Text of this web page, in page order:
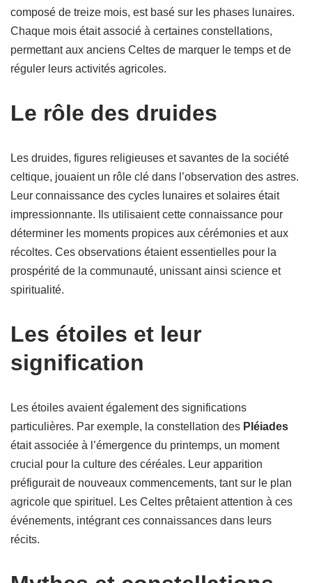
composé de treize mois, est basé sur les phases lunaires.
Chaque mois était associé à certaines constellations,
permettant aux anciens Celtes de marquer le temps et de
réguler leurs activités agricoles.
Le rôle des druides
Les druides, figures religieuses et savantes de la société
celtique, jouaient un rôle clé dans l’observation des astres.
Leur connaissance des cycles lunaires et solaires était
impressionnante. Ils utilisaient cette connaissance pour
déterminer les moments propices aux cérémonies et aux
récoltes. Ces observations étaient essentielles pour la
prospérité de la communauté, unissant ainsi science et
spiritualité.
Les étoiles et leur
signification
Les étoiles avaient également des significations
particulières. Par exemple, la constellation des Pléiades
était associée à l’émergence du printemps, un moment
crucial pour la culture des céréales. Leur apparition
préfigurait de nouveaux commencements, tant sur le plan
agricole que spirituel. Les Celtes prêtaient attention à ces
événements, intégrant ces connaissances dans leurs
récits.